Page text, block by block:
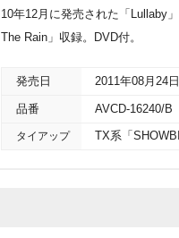
10年12月に発売された「Lullaby
The Rain」収録。DVD付。
発売日 2011年08月24日
品番 AVCD-16240/B
タイアップ TX系「